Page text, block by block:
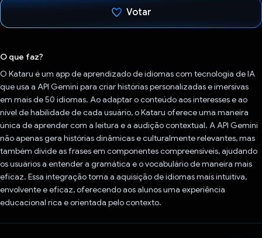
Votar
O que faz?
O Kataru é um app de aprendizado de idiomas com tecnologia de IA
que usa a API Gemini para criar histórias personalizadas e imersivas
em mais de 50 idiomas. Ao adaptar o conteúdo aos interesses e ao
nível de habilidade de cada usuário, o Kataru oferece uma maneira
única de aprender com a leitura e a audição contextual. A API Gemini
não apenas gera histórias dinâmicas e culturalmente relevantes, mas
também divide as frases em componentes compreensíveis, ajudando
os usuários a entender a gramática e o vocabulário de maneira mais
eficaz. Essa integração torna a aquisição de idiomas mais intuitiva,
envolvente e eficaz, oferecendo aos alunos uma experiência
educacional rica e orientada pelo contexto.